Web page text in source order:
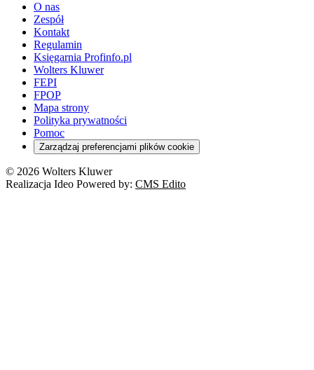
O nas
Zespół
Kontakt
Regulamin
Księgarnia Profinfo.pl
Wolters Kluwer
FEPI
FPOP
Mapa strony
Polityka prywatności
Pomoc
Zarządzaj preferencjami plików cookie
© 2026 Wolters Kluwer
Realizacja Ideo Powered by: CMS Edito